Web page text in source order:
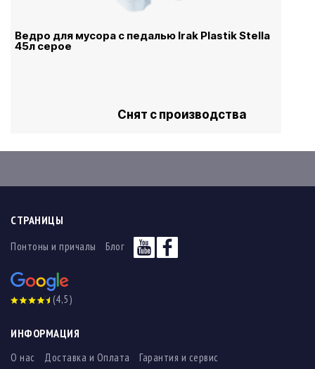
Ведро для мусора с педалью Irak Plastik Stella
45л серое
Снят с производства
СТРАНИЦЫ
Понтоны и причалы Блог
(4,5)
ИНФОРМАЦИЯ
О нас Доставка и Оплата
Гарантия и сервис